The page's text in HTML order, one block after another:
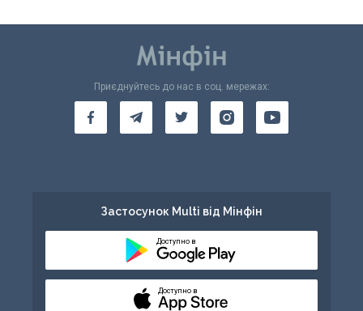
Приєднуйтесь до нас в соц. мережах:
Застосунок Multi від Мінфін
Доступно в
Доступно в